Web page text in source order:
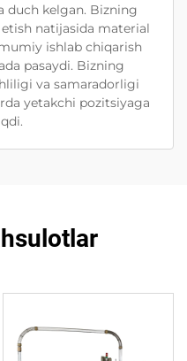
duch kelgan. Bizning
natijasida material
ishlab chiqarish
pasaydi. Bizning
va samaradorligi
yetakchi pozitsiyaga